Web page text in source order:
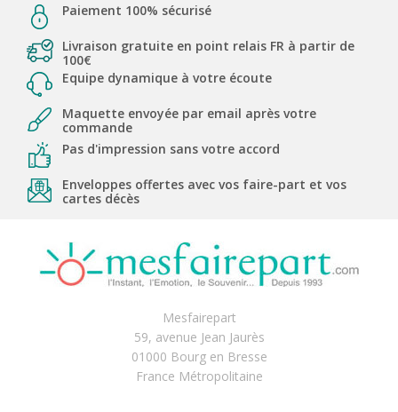
Paiement 100% sécurisé
Livraison gratuite en point relais FR à partir de
100€
Equipe dynamique à votre écoute
Maquette envoyée par email après votre
commande
Pas d'impression sans votre accord
Enveloppes offertes avec vos faire-part et vos
cartes décès
Mesfairepart
59, avenue Jean Jaurès
01000 Bourg en Bresse
France Métropolitaine